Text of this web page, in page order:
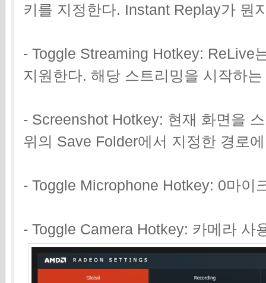
키를 지정한다. Instant Replay가 뭔
- Toggle Streaming Hotkey: ReLive
지원한다. 해당 스트리밍을 시작하
- Screenshot Hotkey: 현재 화면을
위의 Save Folder에서 지정한 경로
- Toggle Microphone Hotkey: 0마이
- Toggle Camera Hotkey: 카메라 사